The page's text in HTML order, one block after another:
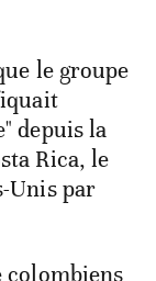
le groupe
depuis la
Rica, le
Unis par
colombiens